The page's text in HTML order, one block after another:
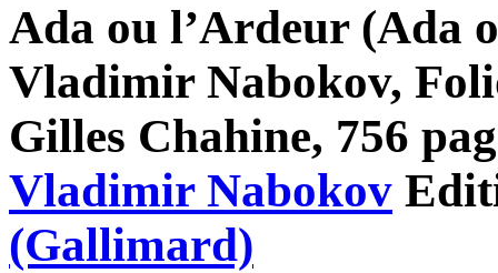
Ada ou l’Ardeur (Ada
Vladimir Nabokov,
Gilles Chahine, 756
Vladimir Nabokov
(Gallimard)